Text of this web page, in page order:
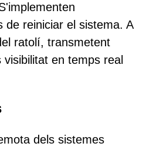
de reiniciar el sistema. A
ratolí, transmetent
en temps real
dels sistemes